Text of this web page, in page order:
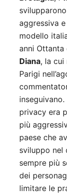
aggressiva
modello
anni
Diana, la cui
Parigi
inseguivano.
privacy era
più
paese che
sviluppo nel
sempre più
dei
limitare le